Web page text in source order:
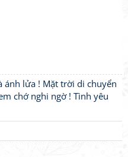
ánh lửa ! Mặt trời di chuyển
chớ nghi ngờ ! Tình yêu